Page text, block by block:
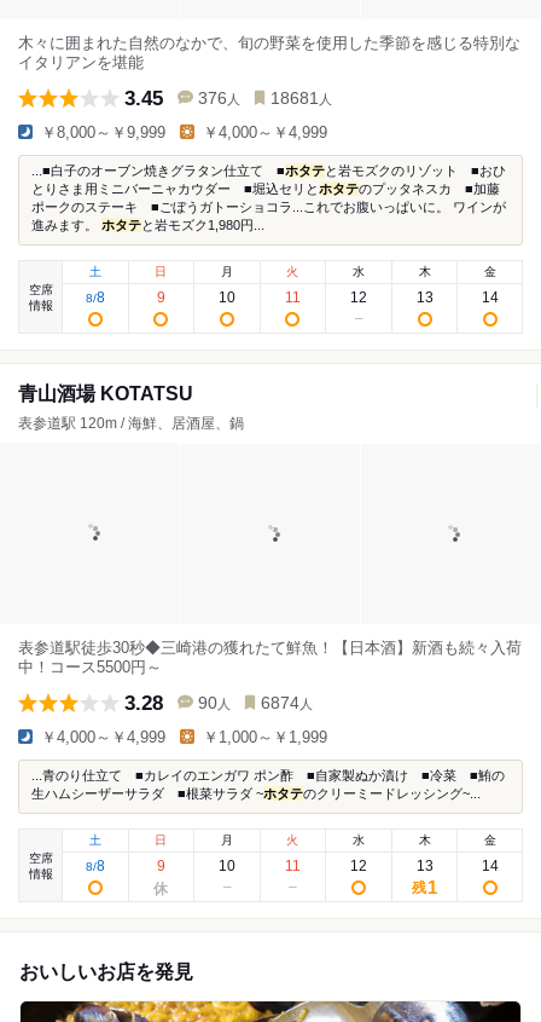
木々に囲まれた自然のなかで、旬の野菜を使用した季節を感じる特別な
イタリアンを堪能
3.45 376 人 18681 人
￥8,000～￥9,999 ￥4,000～￥4,999
...■白子のオーブン焼きグラタン仕立て ■ホタテと岩モズクのリゾット ■おひ
とりさま用ミニバーニャカウダー ■堀込セリとホタテのプッタネスカ ■加藤
ポークのステーキ ■ごぼうガトーショコラ...これでお腹いっぱいに。 ワインが
進みます。 ホタテと岩モズク1,980円...
空席
情報
土
8/8
日
9
月
10
火
11
水
12
木
13
金
14
青山酒場 KOTATSU
表参道駅 120m / 海鮮、居酒屋、鍋
表参道駅徒歩30秒◆三崎港の獲れたて鮮魚！【日本酒】新酒も続々入荷
中！コース5500円～
3.28 90 人 6874 人
￥4,000～￥4,999 ￥1,000～￥1,999
...青のり仕立て ■カレイのエンガワ ポン酢 ■自家製ぬか漬け ■冷菜 ■鮪の
生ハムシーザーサラダ ■根菜サラダ ~ホタテのクリーミードレッシング~...
空席
情報
土
8/8
日
9
月
10
火
11
水
12
木
13
残1
金
14
おいしいお店を発見